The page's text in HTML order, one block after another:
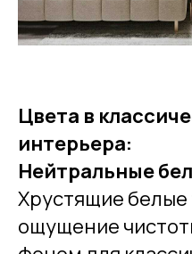
Цвета в
интерьера:
Нейтральные
Хрустящие
ощущение